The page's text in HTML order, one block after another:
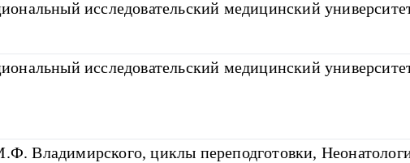
исследовательский медицинский
исследовательский медицинский
циклы переподготовки,